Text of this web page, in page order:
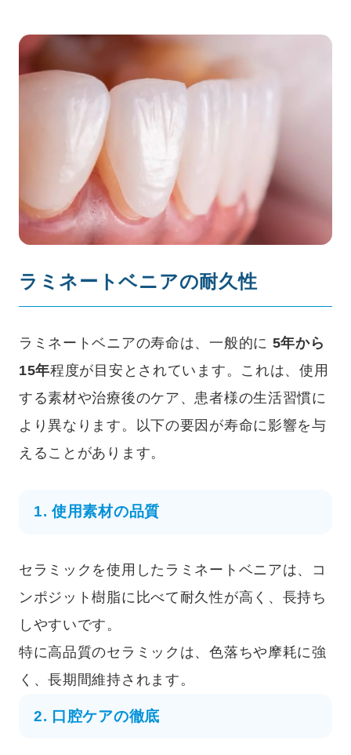
ラミネートベニアの耐久性
ラミネートベニアの寿命は、一般的に 5年から
15年程度が目安とされています。これは、使用
する素材や治療後のケア、患者様の生活習慣に
より異なります。以下の要因が寿命に影響を与
えることがあります。
1. 使用素材の品質
セラミックを使用したラミネートベニアは、コ
ンポジット樹脂に比べて耐久性が高く、長持ち
しやすいです。
特に高品質のセラミックは、色落ちや摩耗に強
く、長期間維持されます。
2. 口腔ケアの徹底